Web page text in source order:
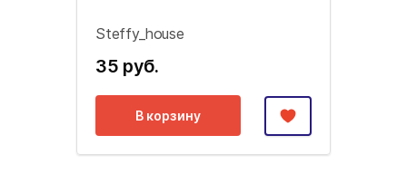
Steffy_house
35 руб.
В корзину